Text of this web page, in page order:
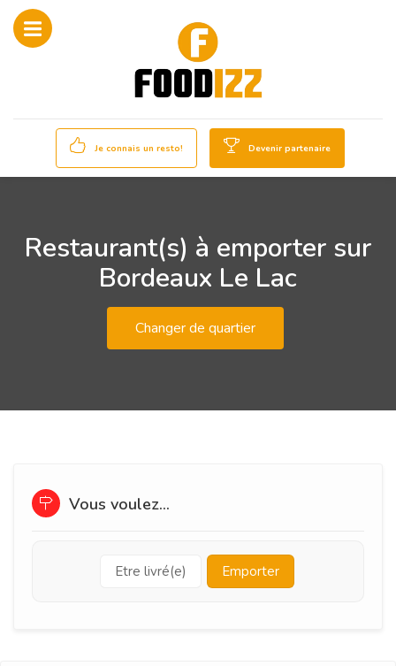
Je connais un resto! Devenir partenaire
Restaurant(s) à emporter sur
Bordeaux Le Lac
Changer de quartier
Vous voulez...
Etre livré(e) Emporter